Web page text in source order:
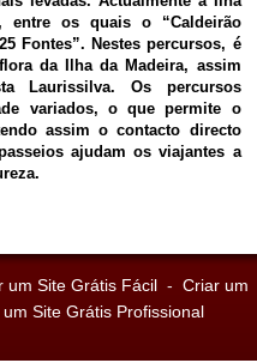
entre os quais o “Caldeirão
Fontes”. Nestes percursos, é
da Ilha da Madeira, assim
Laurissilva. Os percursos
variados, o que permite o
assim o contacto directo
ajudam os viajantes a
um Site Grátis Fácil - Criar um
Site Grátis Profissional